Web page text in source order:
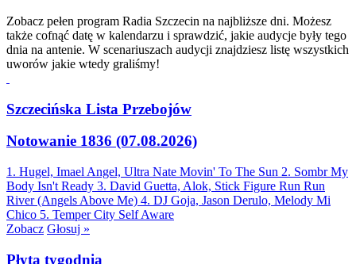
Zobacz pełen program Radia Szczecin na najbliższe dni. Możesz
także cofnąć datę w kalendarzu i sprawdzić, jakie audycje były tego
dnia na antenie. W scenariuszach audycji znajdziesz listę wszystkich
uworów jakie wtedy graliśmy!
Szczecińska Lista Przebojów
Notowanie 1836 (07.08.2026)
1. Hugel, Imael Angel, Ultra Nate Movin' To The Sun 2. Sombr My
Body Isn't Ready 3. David Guetta, Alok, Stick Figure Run Run
River (Angels Above Me) 4. DJ Goja, Jason Derulo, Melody Mi
Chico 5. Temper City Self Aware
Zobacz Głosuj »
Płyta tygodnia